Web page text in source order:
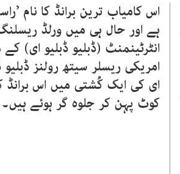
اس کامیاب ترین برانڈ کا نام
ہے اور حال ہی میں ورلڈ
انٹرٹینمنٹ (ڈبلیو ڈبلیو ای)
امریکی ریسلر سیتھ رولنز ڈبلیو
ای کی ایک کُشتی میں اس برانڈ
کوٹ پہن کر جلوہ گر ہوئے ہیں۔